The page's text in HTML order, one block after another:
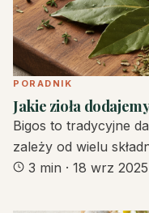
PORADNIK
Jakie zioła
Bigos to tradycyjne
zależy od wielu
3 min · 18 wrz 2025